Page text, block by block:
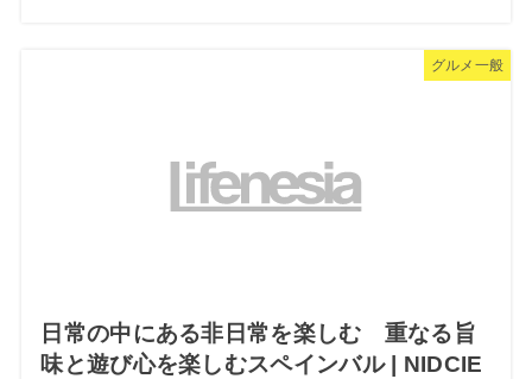
グルメ一般
日常の中にある非日常を楽しむ 重なる旨
味と遊び心を楽しむスペインバル | NIDCIE